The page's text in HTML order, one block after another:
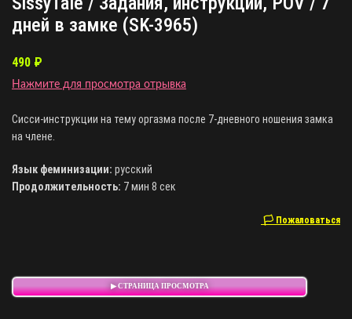
дней в замке (SK-3965)
490 ₽
Нажмите для просмотра отрывка
Сисси-инструкции на тему оргазма после 7-дневного ношения замка
на члене.
Язык феминизации: русский
Продолжительность: 7 мин 8 сек
🏳 Пожаловаться
▶ СТРАНИЦА ПРОСМОТРА